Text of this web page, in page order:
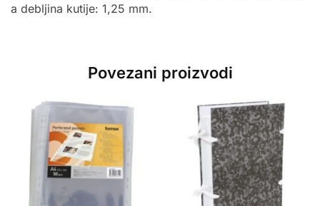
a debljina kutije: 1,25 mm.
Povezani proizvodi